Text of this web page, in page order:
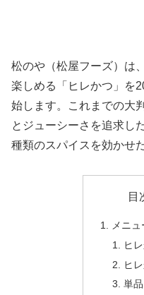
松のや（松屋フーズ）は
楽しめる「ヒレかつ」を
始します。これまでの大
とジューシーさを追求し
種類のスパイスを効かせ
目
メニ
ヒ
ヒ
単